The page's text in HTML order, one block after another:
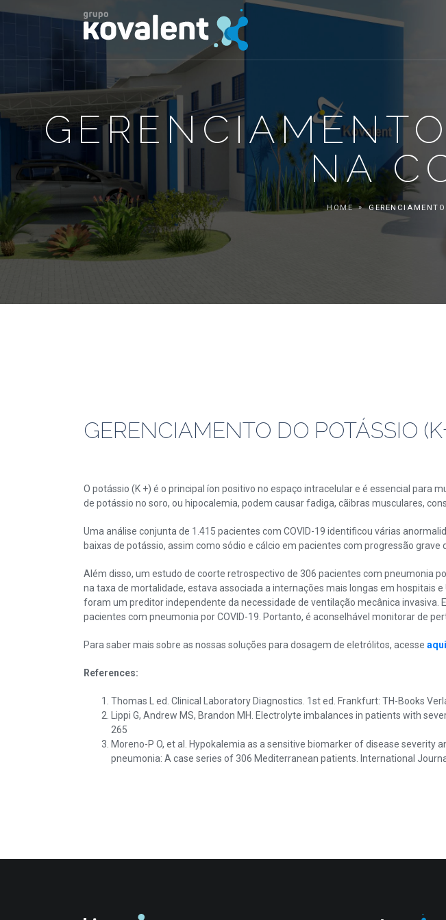
NA
HOME
GERENCIAMENTO DO POTÁSSIO
O potássio (K +) é o principal íon positivo no espaço intracelular e é essencial para
de potássio no soro, ou hipocalemia, podem causar fadiga, cãibras musculares,
Uma análise conjunta de 1.415 pacientes com COVID-19 identificou várias
baixas de potássio, assim como sódio e cálcio em pacientes com progressão grave
Além disso, um estudo de coorte retrospectivo de 306 pacientes com pneumonia
na taxa de mortalidade, estava associada a internações mais longas em hospitais
foram um preditor independente da necessidade de ventilação mecânica
pacientes com pneumonia por COVID-19. Portanto, é aconselhável monitorar de
Para saber mais sobre as nossas soluções para dosagem de eletrólitos, acesse aqui
References:
Thomas L ed. Clinical Laboratory Diagnostics. 1st ed. Frankfurt: TH-Books
Lippi G, Andrew MS, Brandon MH. Electrolyte imbalances in patients with
265
Moreno-P O, et al. Hypokalemia as a sensitive biomarker of disease
pneumonia: A case series of 306 Mediterranean patients. International